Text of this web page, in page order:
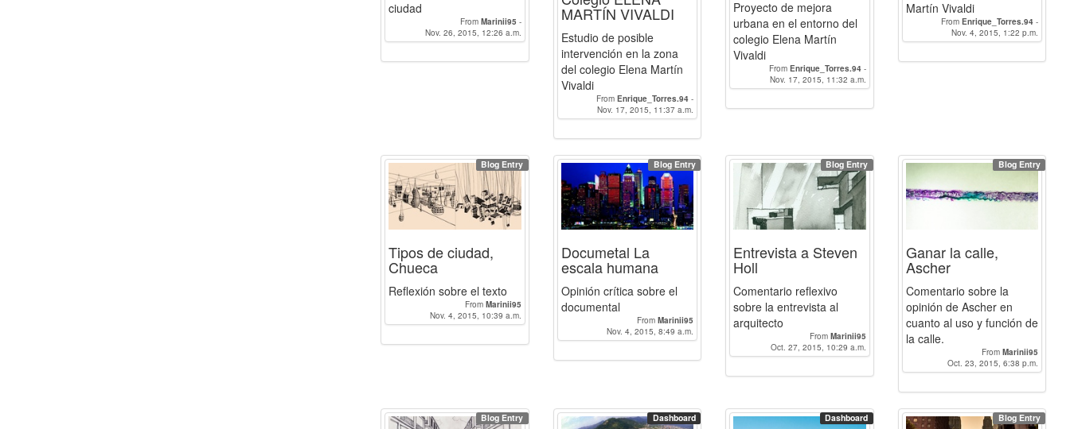
ciudad
From Marinii95 -
Enrique_Torres.94-Pilarfm
Nov. 26, 2015, 12:26 a.m.
MARTÍN VIVALDI
Estudio de posible
intervención en la zona
del colegio Elena Martín
Vivaldi
From Enrique_Torres.94 -
Marinii95-Pilarfm
Nov. 17, 2015, 11:37 a.m.
Proyecto de mejora
urbana en el entorno del
colegio Elena Martín
Vivaldi
From Enrique_Torres.94-
Marinii95-Pilarfm
Nov. 17, 2015, 11:32 a.m.
Martín Vivaldi
From Enrique_Torres.94 -
Marinii95-Pilarfm
Nov. 4, 2015, 1:22 p.m.
Blog Entry
Tipos de ciudad,
Chueca
Reflexión sobre el texto
From Marinii95
Nov. 4, 2015, 10:39 a.m.
Blog Entry
Documetal La
escala humana
Opinión crítica sobre el
documental
From Marinii95
Nov. 4, 2015, 8:49 a.m.
Blog Entry
Entrevista a Steven
Holl
Comentario reflexivo
sobre la entrevista al
arquitecto
From Marinii95
Oct. 27, 2015, 10:29 a.m.
Blog Entry
Ganar la calle,
Ascher
Comentario sobre la
opinión de Ascher en
cuanto al uso y función de
la calle.
From Marinii95
Oct. 23, 2015, 6:38 p.m.
Blog Entry Dashboard Dashboard Blog Entry